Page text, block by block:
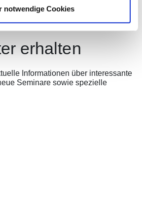
notwendige Cookies
muenchen.de
erhalten
Informationen über interessante
Seminare sowie spezielle